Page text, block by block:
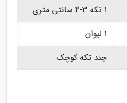
1 تکه 3-4 سانتی متری
1 لیوان
چند تکه کوچک